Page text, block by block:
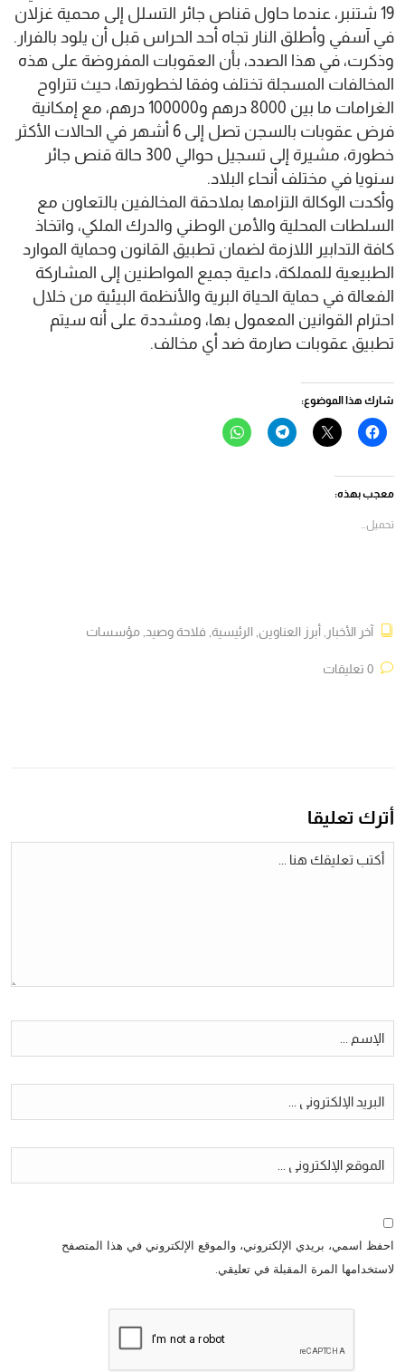
19 شتنبر، عندما حاول قناص جائر التسلل إلى محمية غزلان
في آسفي وأطلق النار تجاه أحد الحراس قبل أن يلود بالفرار.
وذكرت، في هذا الصدد، بأن العقوبات المفروضة على هذه
المخالفات المسجلة تختلف وفقا لخطورتها، حيث تتراوح
الغرامات ما بين 8000 درهم و100000 درهم، مع إمكانية
فرض عقوبات بالسجن تصل إلى 6 أشهر في الحالات الأكثر
خطورة، مشيرة إلى تسجيل حوالي 300 حالة قنص جائر
سنويا في مختلف أنحاء البلاد.
وأكدت الوكالة التزامها بملاحقة المخالفين بالتعاون مع
السلطات المحلية والأمن الوطني والدرك الملكي، واتخاذ
كافة التدابير اللازمة لضمان تطبيق القانون وحماية الموارد
الطبيعية للمملكة، داعية جميع المواطنين إلى المشاركة
الفعالة في حماية الحياة البرية والأنظمة البيئية من خلال
احترام القوانين المعمول بها، ومشددة على أنه سيتم
تطبيق عقوبات صارمة ضد أي مخالف.
شارك هذا الموضوع:
انقر
للمشاركة
(فتح
في
نافذة
النقر
للمشاركة
انقر
للمشاركة
انقر
للمشاركة
معجب بهذه:
تحميل...
آخر الأخبار أبرز العناوين الرئيسية فلاحة وصيد مؤسسات
أترك تعليقا
احفظ اسمي، بريدي الإلكتروني، والموقع الإلكتروني في هذا المتصفح
لاستخدامها المرة المقبلة في تعليقي.